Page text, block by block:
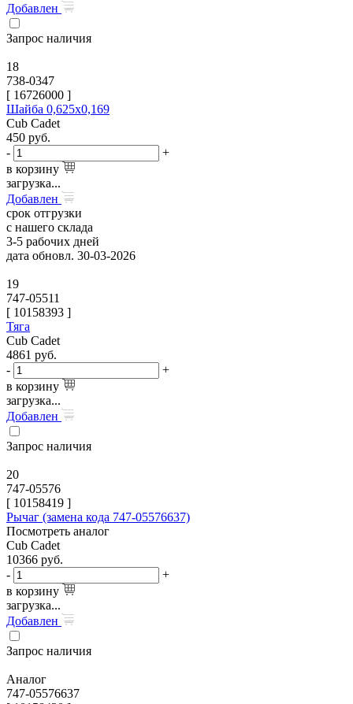
Добавлен
Запрос наличия
18
738-0347
[ 16726000 ]
Шайба 0,625х0,169
Cub Cadet
450 руб.
-
+
в корзину
загрузка...
Добавлен
срок отгрузки
с нашего склада
3-5 рабочих дней
дата обновл. 30-03-2026
19
747-05511
[ 10158393 ]
Тяга
Cub Cadet
4861 руб.
-
+
в корзину
загрузка...
Добавлен
Запрос наличия
20
747-05576
[ 10158419 ]
Рычаг (замена кода 747-05576637)
Посмотреть аналог
Cub Cadet
10366 руб.
-
+
в корзину
загрузка...
Добавлен
Запрос наличия
Аналог
747-05576637